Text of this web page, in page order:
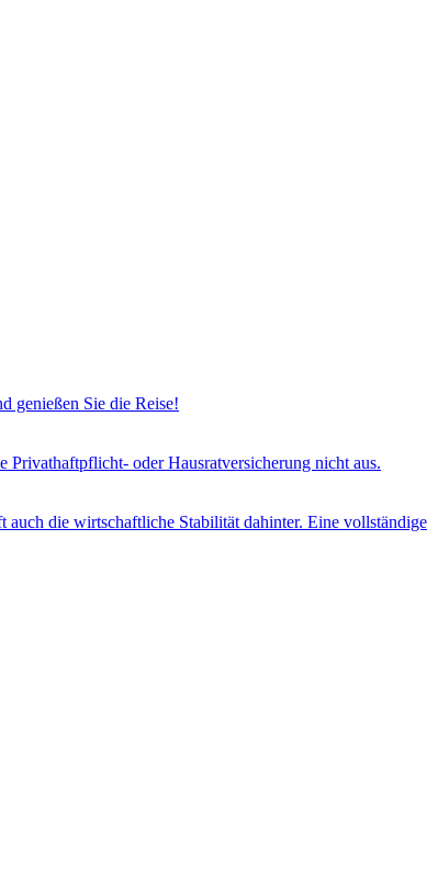
genießen Sie die Reise!
Privathaftpflicht- oder Hausratversicherung nicht aus.
die wirtschaftliche Stabilität dahinter. Eine vollständige